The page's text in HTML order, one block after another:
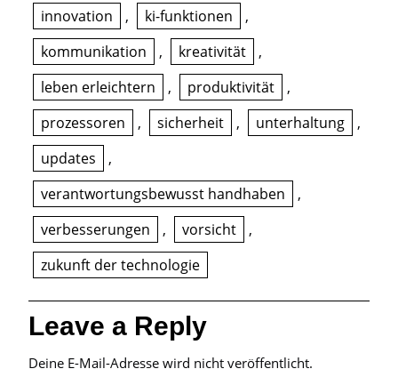
innovation
, ki-funktionen
,
kommunikation
, kreativität
,
leben erleichtern
, produktivität
,
prozessoren
, sicherheit , unterhaltung
,
updates
,
verantwortungsbewusst handhaben
,
verbesserungen
, vorsicht
,
zukunft der technologie
Leave a Reply
Deine E-Mail-Adresse wird nicht veröffentlicht.